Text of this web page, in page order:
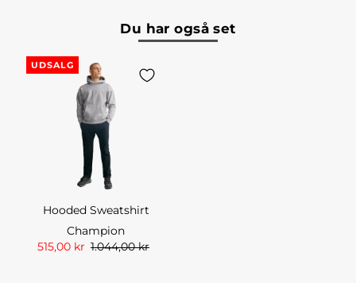
Du har også set
UDSALG
Hooded Sweatshirt
Champion
515,00 kr 1.044,00 kr